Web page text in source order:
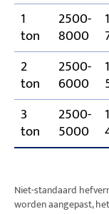
1
ton
2500-
8000
2
ton
2500-
6000
3
ton
2500-
5000
Niet-standaard
worden aangepast,